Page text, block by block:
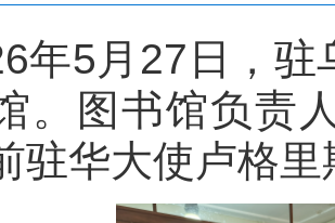
年5 月 27 日，驻
。图书馆负责
驻华大使卢格